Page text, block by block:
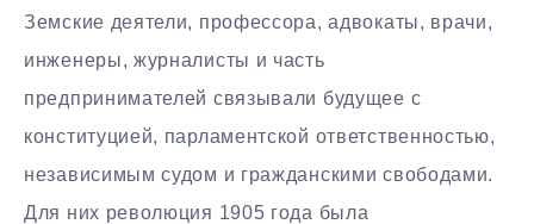
Земские деятели, профессора, адвокаты, врачи,
инженеры, журналисты и часть
предпринимателей связывали будущее с
конституцией, парламентской ответственностью,
независимым судом и гражданскими свободами.
Для них революция 1905 года была